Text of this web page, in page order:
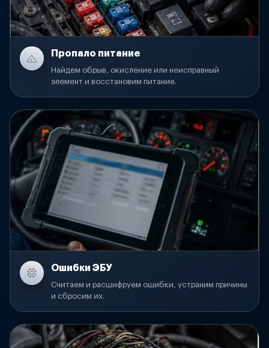
Пропало питание
Найдем обрыв, окисление или неисправный
элемент и восстановим питание.
Ошибки ЭБУ
Считаем и расшифруем ошибки, устраним причины
и сбросим их.